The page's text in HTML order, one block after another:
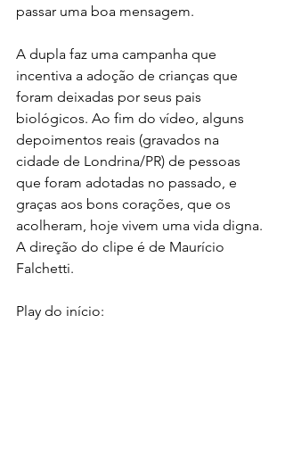
passar uma boa mensagem.
A dupla faz uma campanha que
incentiva a adoção de crianças que
foram deixadas por seus pais
biológicos. Ao fim do vídeo, alguns
depoimentos reais (gravados na
cidade de Londrina/PR) de pessoas
que foram adotadas no passado, e
graças aos bons corações, que os
acolheram, hoje vivem uma vida digna.
A direção do clipe é de Maurício
Falchetti.
Play do início: